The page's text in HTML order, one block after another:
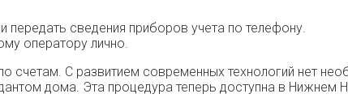
сведения приборов учета по телефону.
оператору лично.
С развитием современных технологий нет
дома. Эта процедура теперь доступна в Нижнем